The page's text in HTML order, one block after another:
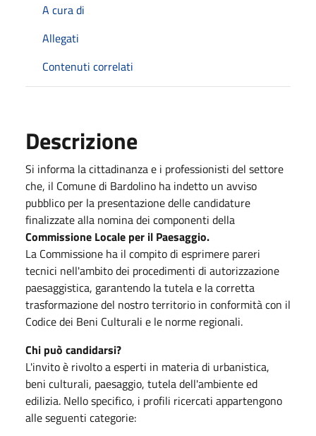
A cura di
Allegati
Contenuti correlati
Descrizione
Si informa la cittadinanza e i professionisti del settore
che, il Comune di Bardolino ha indetto un avviso
pubblico per la presentazione delle candidature
finalizzate alla nomina dei componenti della
Commissione Locale per il Paesaggio.
La Commissione ha il compito di esprimere pareri
tecnici nell'ambito dei procedimenti di autorizzazione
paesaggistica, garantendo la tutela e la corretta
trasformazione del nostro territorio in conformità con il
Codice dei Beni Culturali e le norme regionali.
Chi può candidarsi?
L'invito è rivolto a esperti in materia di urbanistica,
beni culturali, paesaggio, tutela dell'ambiente ed
edilizia. Nello specifico, i profili ricercati appartengono
alle seguenti categorie: